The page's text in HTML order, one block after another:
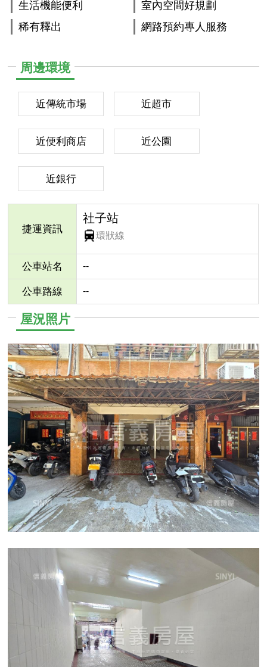
生活機能便利
稀有釋出
室內空間好規劃
網路預約專人服務
周邊環境
近傳統市場 近超市
近便利商店 近公園
近銀行
捷運資訊
社子站
環狀線
公車站名 --
公車路線 --
屋況照片